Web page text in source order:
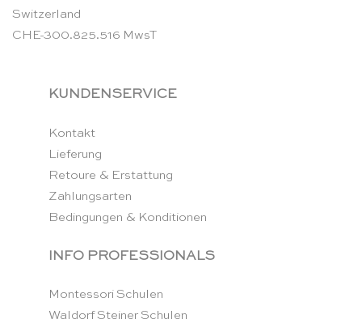
Switzerland
CHE-300.825.516 MwsT
KUNDENSERVICE
Kontakt
Lieferung
Retoure & Erstattung
Zahlungsarten
Bedingungen & Konditionen
INFO PROFESSIONALS
Montessori Schulen
Waldorf Steiner Schulen